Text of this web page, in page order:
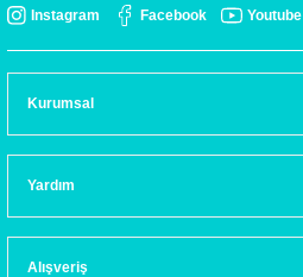
Instagram Facebook Youtube
Kurumsal
Yardım
Alışveriş